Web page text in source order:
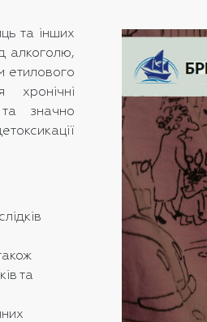
та інших
алкоголю,
етилового
хронічні
значно
та